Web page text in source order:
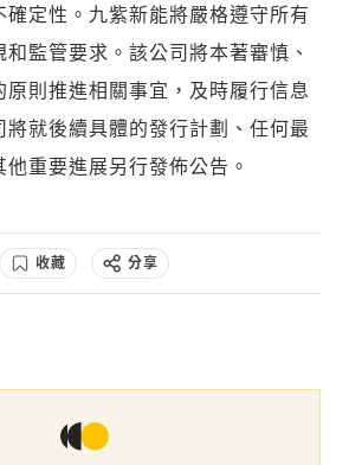
定性。九紫新能將嚴格遵守所有
監管要求。該公司將本著審慎、
則推進相關事宜，及時履行信息
就後續具體的發行計劃、任何最
重要進展另行發佈公告。
收藏 分享